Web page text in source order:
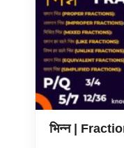
भिन्न |